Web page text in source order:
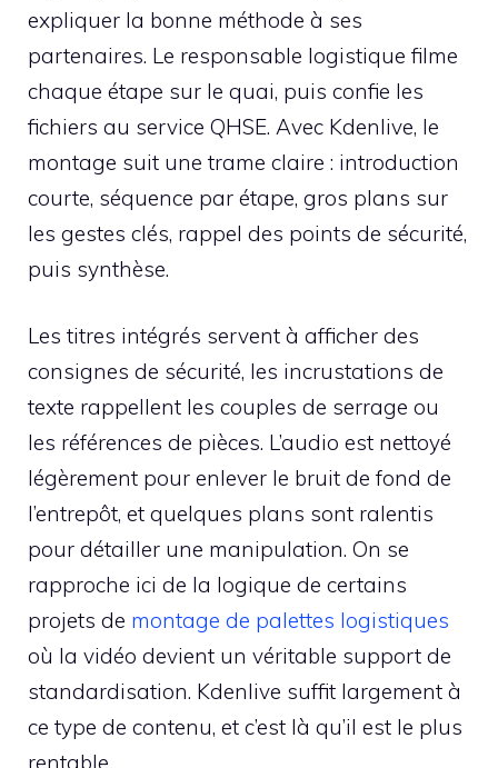
expliquer la bonne méthode à ses
partenaires. Le responsable logistique filme
chaque étape sur le quai, puis confie les
fichiers au service QHSE. Avec Kdenlive, le
montage suit une trame claire : introduction
courte, séquence par étape, gros plans sur
les gestes clés, rappel des points de sécurité,
puis synthèse.
Les titres intégrés servent à afficher des
consignes de sécurité, les incrustations de
texte rappellent les couples de serrage ou
les références de pièces. L’audio est nettoyé
légèrement pour enlever le bruit de fond de
l’entrepôt, et quelques plans sont ralentis
pour détailler une manipulation. On se
rapproche ici de la logique de certains
projets de montage de palettes logistiques
où la vidéo devient un véritable support de
standardisation. Kdenlive suffit largement à
ce type de contenu, et c’est là qu’il est le plus